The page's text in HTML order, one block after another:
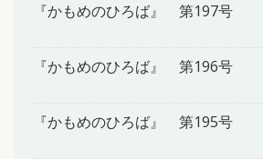
『かもめのひろば』 第197号
『かもめのひろば』 第196号
『かもめのひろば』 第195号